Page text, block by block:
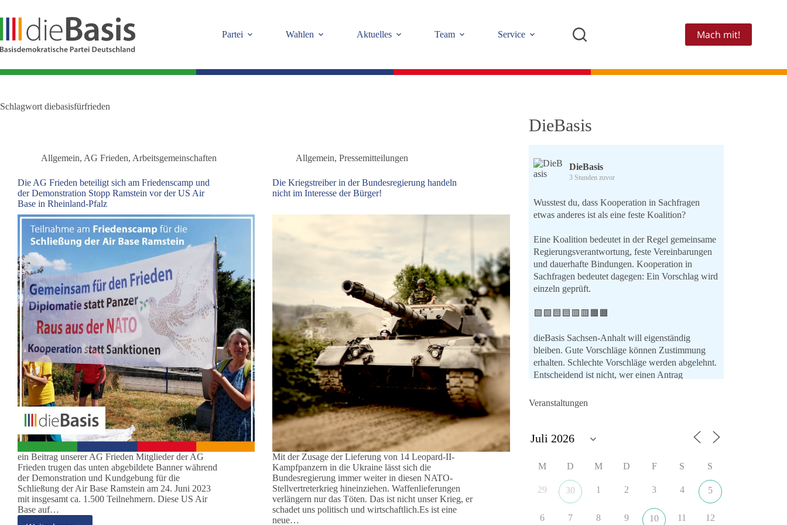
springen
Partei
Wahlen Aktuelles Team Service Mach mit!
Schlagwort diebasisfürfrieden
Allgemein, AG Frieden, Arbeitsgemeinschaften
Die AG Frieden beteiligt sich am Friedenscamp und
der Demonstration Stopp Ramstein vor der US Air
Base in Rheinland-Pfalz
ein Beitrag unserer AG Frieden Mitglieder der AG
Frieden trugen das unten abgebildete Banner während
der Demonstration und Kundgebung für die
Schließung der Air Base Ramstein am 24. Juni 2023
mit insgesamt ca. 1.500 Teilnehmern. Diese US Air
Base auf…
Allgemein,Pressemitteilungen
Die Kriegstreiber in der Bundesregierung handeln
nicht im Interesse der Bürger!
Mit der Zusage der Lieferung von 14 Leopard-II-
Kampfpanzern in die Ukraine lässt sich die
Bundesregierung immer weiter in diesen NATO-
Stellvertreterkrieg hineinziehen. Waffenlieferungen
verlängern nur das Töten. Das ist nicht unser Krieg, er
schadet uns politisch und wirtschaftlich.Es ist eine
neue…
DieBasis
DieBasis
3 Stunden zuvor
Wusstest du, dass Kooperation in Sachfragen
etwas anderes ist als eine feste Koalition?
Eine Koalition bedeutet in der Regel gemeinsame
Regierungsverantwortung, feste Vereinbarungen
und dauerhafte Bindungen. Kooperation in
Sachfragen bedeutet dagegen: Ein Vorschlag wird
einzeln geprüft.
🟩🟩🟦🟦🟥🟥🟧🟧
dieBasis Sachsen-Anhalt will eigenständig
bleiben. Gute Vorschläge können Zustimmung
erhalten. Schlechte Vorschläge werden abgelehnt.
Entscheidend ist nicht, wer einen Antrag
weiterbringt.
Verschmelzung.
💬 Was ist dir wichtiger: feste Lager oder
#dieBasis #SachsenAnhalt
#Landtagswahl2026
Veranstaltungen
M D M D F S S
29 30 1 2 3 4 5
6 7 8 9 10 11 12